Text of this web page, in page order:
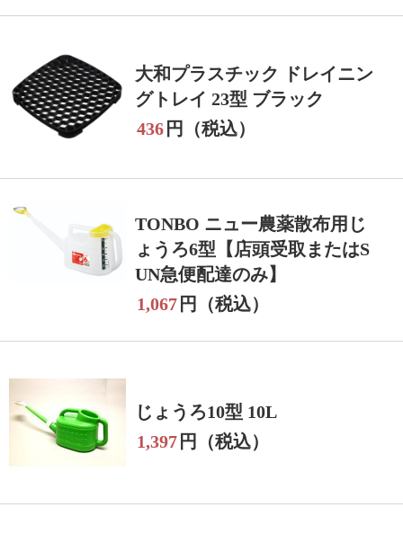
大和プラスチック ドレイニン
グトレイ 23型 ブラック
436 円（税込）
TONBO ニュー農薬散布用じ
ょうろ6型【店頭受取またはS
UN急便配達のみ】
1,067 円（税込）
じょうろ10型 10L
1,397 円（税込）